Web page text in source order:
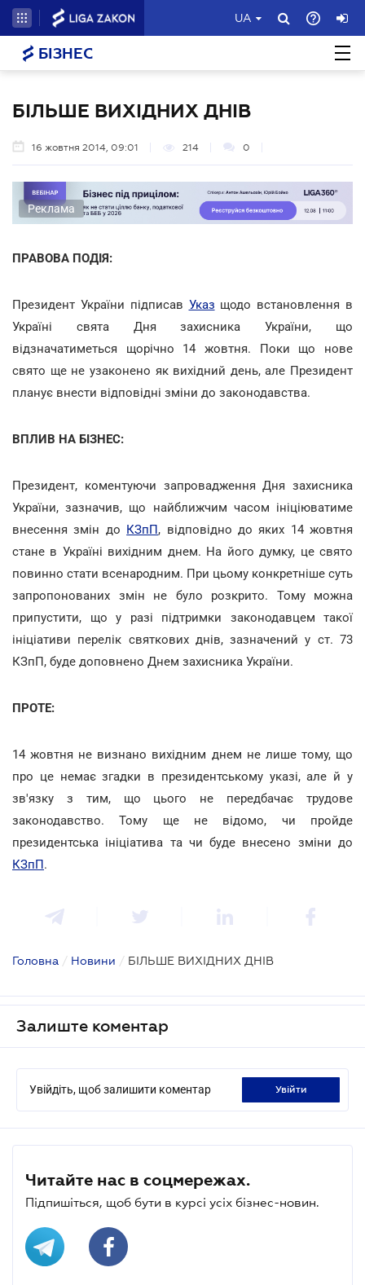
UA
БІЗНЕС
БІЛЬШЕ ВИХІДНИХ ДНІВ
16 жовтня 2014, 09:01 214 0
Реклама
ПРАВОВА ПОДІЯ:
Президент України підписав Указ щодо встановлення в
Україні свята Дня захисника України, що
відзначатиметься щорічно 14 жовтня. Поки що нове
свято ще не узаконено як вихідний день, але Президент
планує внести відповідні зміни до законодавства.
ВПЛИВ НА БІЗНЕС:
Президент, коментуючи запровадження Дня захисника
України, зазначив, що найближчим часом ініціюватиме
внесення змін до КЗпП, відповідно до яких 14 жовтня
стане в Україні вихідним днем. На його думку, це свято
повинно стати всенародним. При цьому конкретніше суть
запропонованих змін не було розкрито. Тому можна
припустити, що у разі підтримки законодавцем такої
ініціативи перелік святкових днів, зазначений у ст. 73
КЗпП, буде доповнено Днем захисника України.
ПРОТЕ:
14 жовтня не визнано вихідним днем не лише тому, що
про це немає згадки в президентському указі, але й у
зв'язку з тим, що цього не передбачає трудове
законодавство. Тому ще не відомо, чи пройде
президентська ініціатива та чи буде внесено зміни до
КЗпП.
Головна / Новини / БІЛЬШЕ ВИХІДНИХ ДНІВ
Залиште коментар
Увійдіть, щоб залишити коментар увійти
Читайте нас в соцмережах.
Підпишіться, щоб бути в курсі усіх бізнес-новин.